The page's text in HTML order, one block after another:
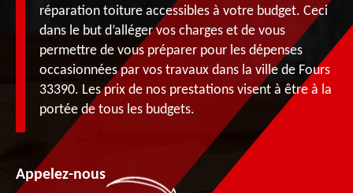
réparation toiture accessibles à votre budget. Ceci
dans le but d’alléger vos charges et de vous
permettre de vous préparer pour les dépenses
occasionnées par vos travaux dans la ville de Fours
33390. Les prix de nos prestations visent à être à la
portée de tous les budgets.
Appelez-nous